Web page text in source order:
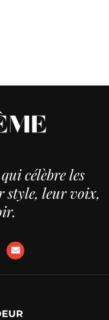
célèbre les
style, leur voix,